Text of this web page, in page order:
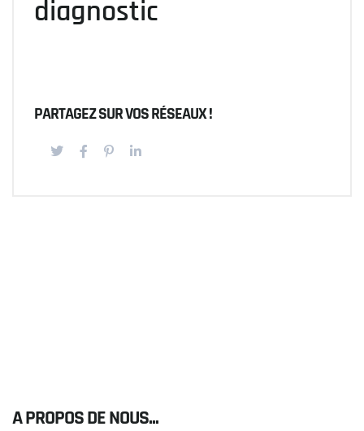
diagnostic
PARTAGEZ SUR VOS RÉSEAUX !
A PROPOS DE NOUS...